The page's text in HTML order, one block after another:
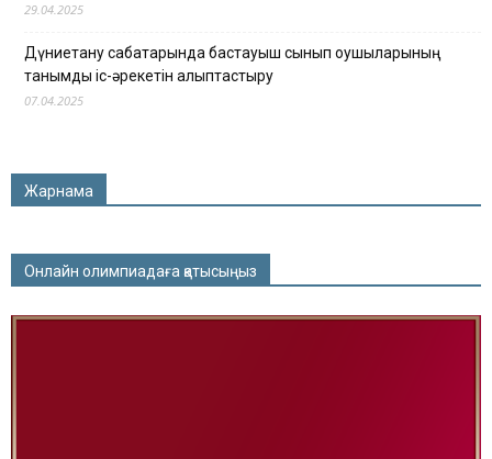
29.04.2025
Дүниетану сабақтарында бастауыш сынып оқушыларының
танымдық іс-әрекетін қалыптастыру
07.04.2025
Жарнама
Онлайн олимпиадаға қатысыңыз